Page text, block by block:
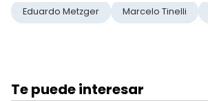
Eduardo Metzger Marcelo Tinelli